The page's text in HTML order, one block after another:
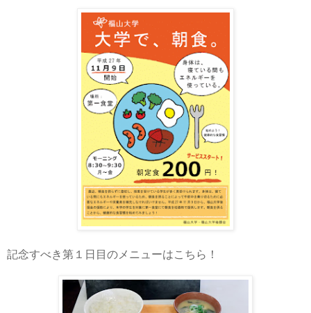
記念すべき第１日目のメニューはこちら！